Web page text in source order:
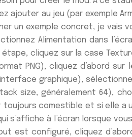
ajouter au jeu (par exemple
un exemple concret, je vais
Alimentation dans
cliquez sur la case
PNG), cliquez d’abord
graphique),
size, généralement 64),
comestible et si elle
s’affiche à l’écran lorsque
est configuré, cliquez